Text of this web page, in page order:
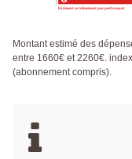
Montant estimé des
entre 1660€ et 2260€.
(abonnement compris).